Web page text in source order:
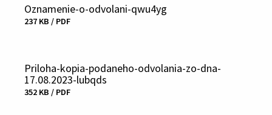
Stiahnuť
Oznamenie-o-odvolani-qwu4yg
237 KB / PDF
Priloha-kopia-podaneho-odvolania-zo-dna-
17.08.2023-lubqds
352 KB / PDF